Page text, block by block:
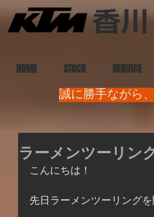
HOME STOCK SERVICE
誠に勝手ながら
ラーメンツーリン
こんにちは！
先日ラーメンツーリング